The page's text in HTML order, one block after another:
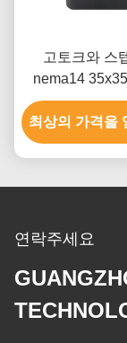
고토크와 스
nema14
350mN.m 극소
최상의 가격을
연락주세요